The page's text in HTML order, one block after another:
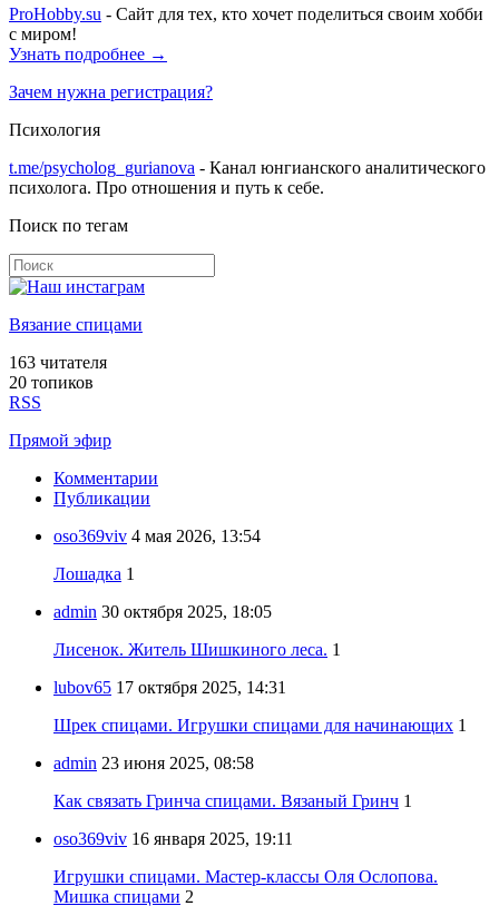
ProHobby.su - Сайт для тех, кто хочет поделиться своим хобби
с миром!
Узнать подробнее →
Зачем нужна регистрация?
Психология
t.me/psycholog_gurianova - Канал юнгианского аналитического
психолога. Про отношения и путь к себе.
Поиск по тегам
Вязание спицами
163 читателя
20 топиков
RSS
Прямой эфир
Комментарии
Публикации
oso369viv 4 мая 2026, 13:54
Лошадка 1
admin 30 октября 2025, 18:05
Лисенок. Житель Шишкиного леса. 1
lubov65 17 октября 2025, 14:31
Шрек спицами. Игрушки спицами для начинающих 1
admin 23 июня 2025, 08:58
Как связать Гринча спицами. Вязаный Гринч 1
oso369viv 16 января 2025, 19:11
Игрушки спицами. Мастер-классы Оля Ослопова.
Мишка спицами 2